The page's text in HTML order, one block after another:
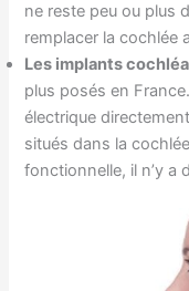
ne reste peu ou plus
remplacer la cochlée
Les implants
plus posés en
électrique
situés dans la
fonctionnelle, il n’y a